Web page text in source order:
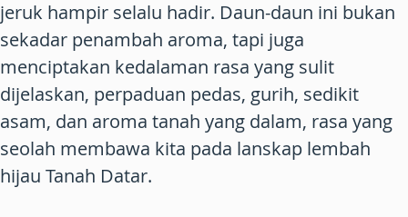
jeruk hampir selalu hadir. Daun-daun ini bukan
sekadar penambah aroma, tapi juga
menciptakan kedalaman rasa yang sulit
dijelaskan, perpaduan pedas, gurih, sedikit
asam, dan aroma tanah yang dalam, rasa yang
seolah membawa kita pada lanskap lembah
hijau Tanah Datar.